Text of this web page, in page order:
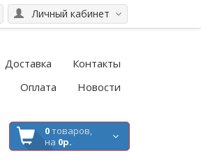
Личный кабинет
Доставка
Контакты
Оплата Новости
0товаров,
на 0р.